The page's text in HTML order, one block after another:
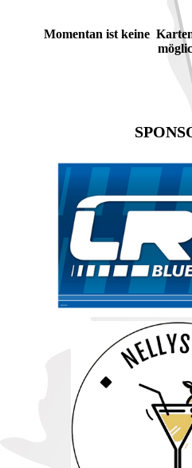
Momentan ist keine